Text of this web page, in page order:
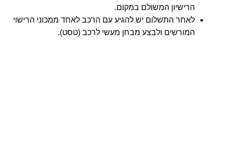
הרישיון המשולם במקום.
לאחר התשלום יש להגיע עם הרכב לאחד ממכוני הרישוי
המורשים ולבצע מבחן מעשי לרכב (טסט).